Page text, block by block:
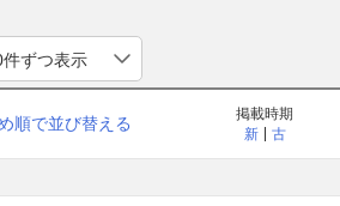
順で並び替える
掲載時期
新
古